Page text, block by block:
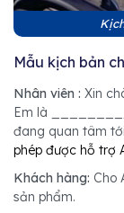
Mẫu kịch bản
Nhân viên : Xin
Em là
đang quan tâm
phép được hỗ trợ
Khách hàng: Cho
sản phẩm.